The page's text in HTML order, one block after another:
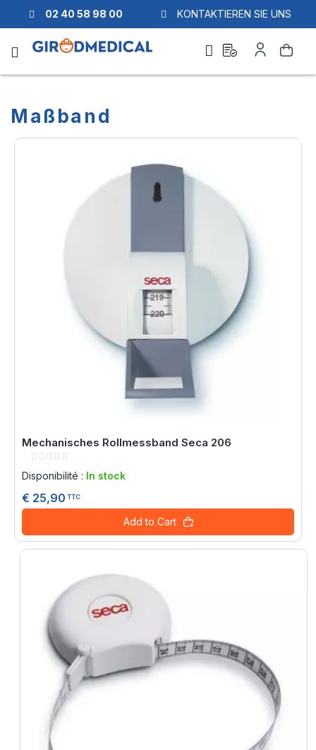
02 40 58 98 00 KONTAKTIEREN SIE UNS
Search
quote
Account
Maßband
Mechanisches Rollmessband Seca 206
Rating:
Disponibilité : In stock
€ 25,90 TTC
Add to Cart